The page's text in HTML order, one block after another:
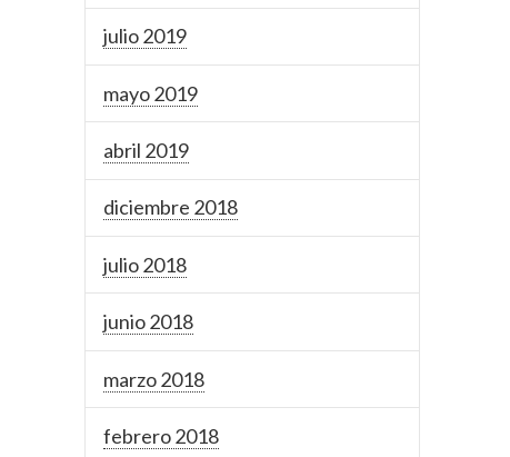
julio 2019
mayo 2019
abril 2019
diciembre 2018
julio 2018
junio 2018
marzo 2018
febrero 2018